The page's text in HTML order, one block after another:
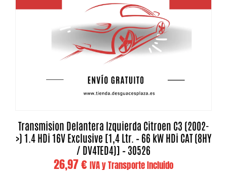
Transmision Delantera Izquierda Citroen C3 (2002-
>) 1.4 HDi 16V Exclusive [1,4 Ltr. – 66 kW HDi CAT (8HY
/ DV4TED4)] – 30526
26,97€ IVA y Transporte Incluido